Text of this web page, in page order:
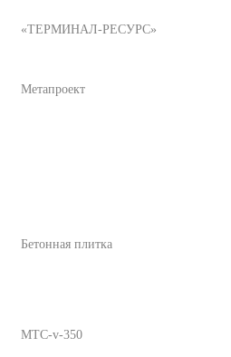
«ТЕРМИНАЛ-РЕСУРС»
Метапроект
Бетонная плитка
MTC-v-350